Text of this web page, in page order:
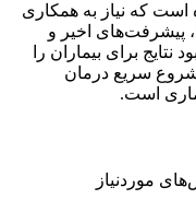
که نیاز به همکاری
پیشرفت‌های اخیر و
برای بیماران را
سریع درمان
است.
موردنیاز